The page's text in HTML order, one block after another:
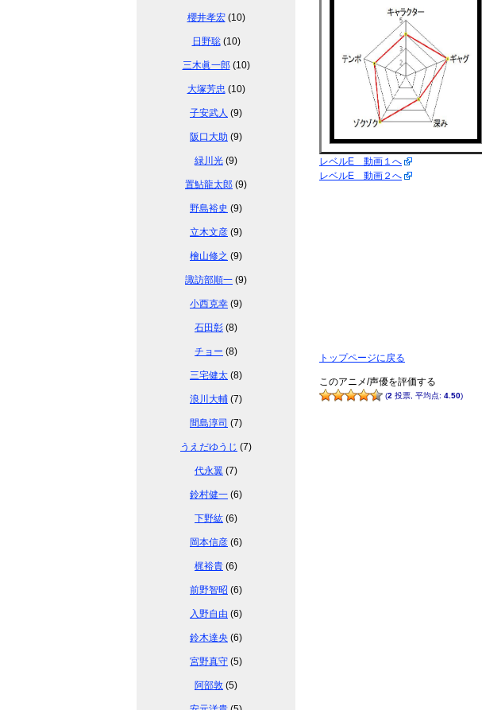
レベルE 動画１へ
レベルE 動画２へ
トップページに戻る
このアニメ/声優を評価する
(2 投票, 平均点: 4.50)
櫻井孝宏(10)
日野聡(10)
三木眞一郎(10)
大塚芳忠 (10)
子安武人 (9)
阪口大助 (9)
緑川光 (9)
置鮎龍太郎 (9)
野島裕史 (9)
立木文彦 (9)
檜山修之 (9)
諏訪部順一 (9)
小西克幸 (9)
石田彰 (8)
チョー (8)
三宅健太 (8)
浪川大輔 (7)
間島淳司 (7)
うえだゆうじ (7)
代永翼 (7)
鈴村健一 (6)
下野紘 (6)
岡本信彦 (6)
梶裕貴 (6)
前野智昭 (6)
入野自由 (6)
鈴木達央 (6)
宮野真守 (5)
阿部敦 (5)